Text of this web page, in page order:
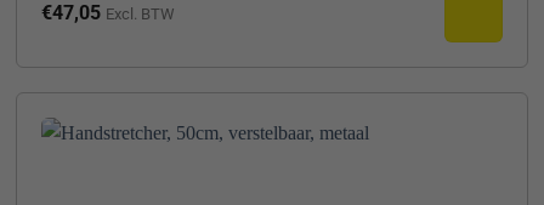
€47,05 Excl. BTW